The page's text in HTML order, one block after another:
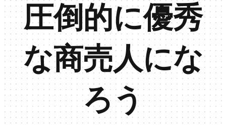
圧倒的に優秀
な商売人にな
ろう